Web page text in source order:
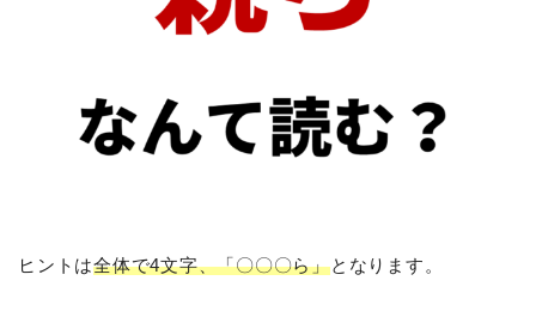
ヒントは全体で4文字、「〇〇〇ら」となります。